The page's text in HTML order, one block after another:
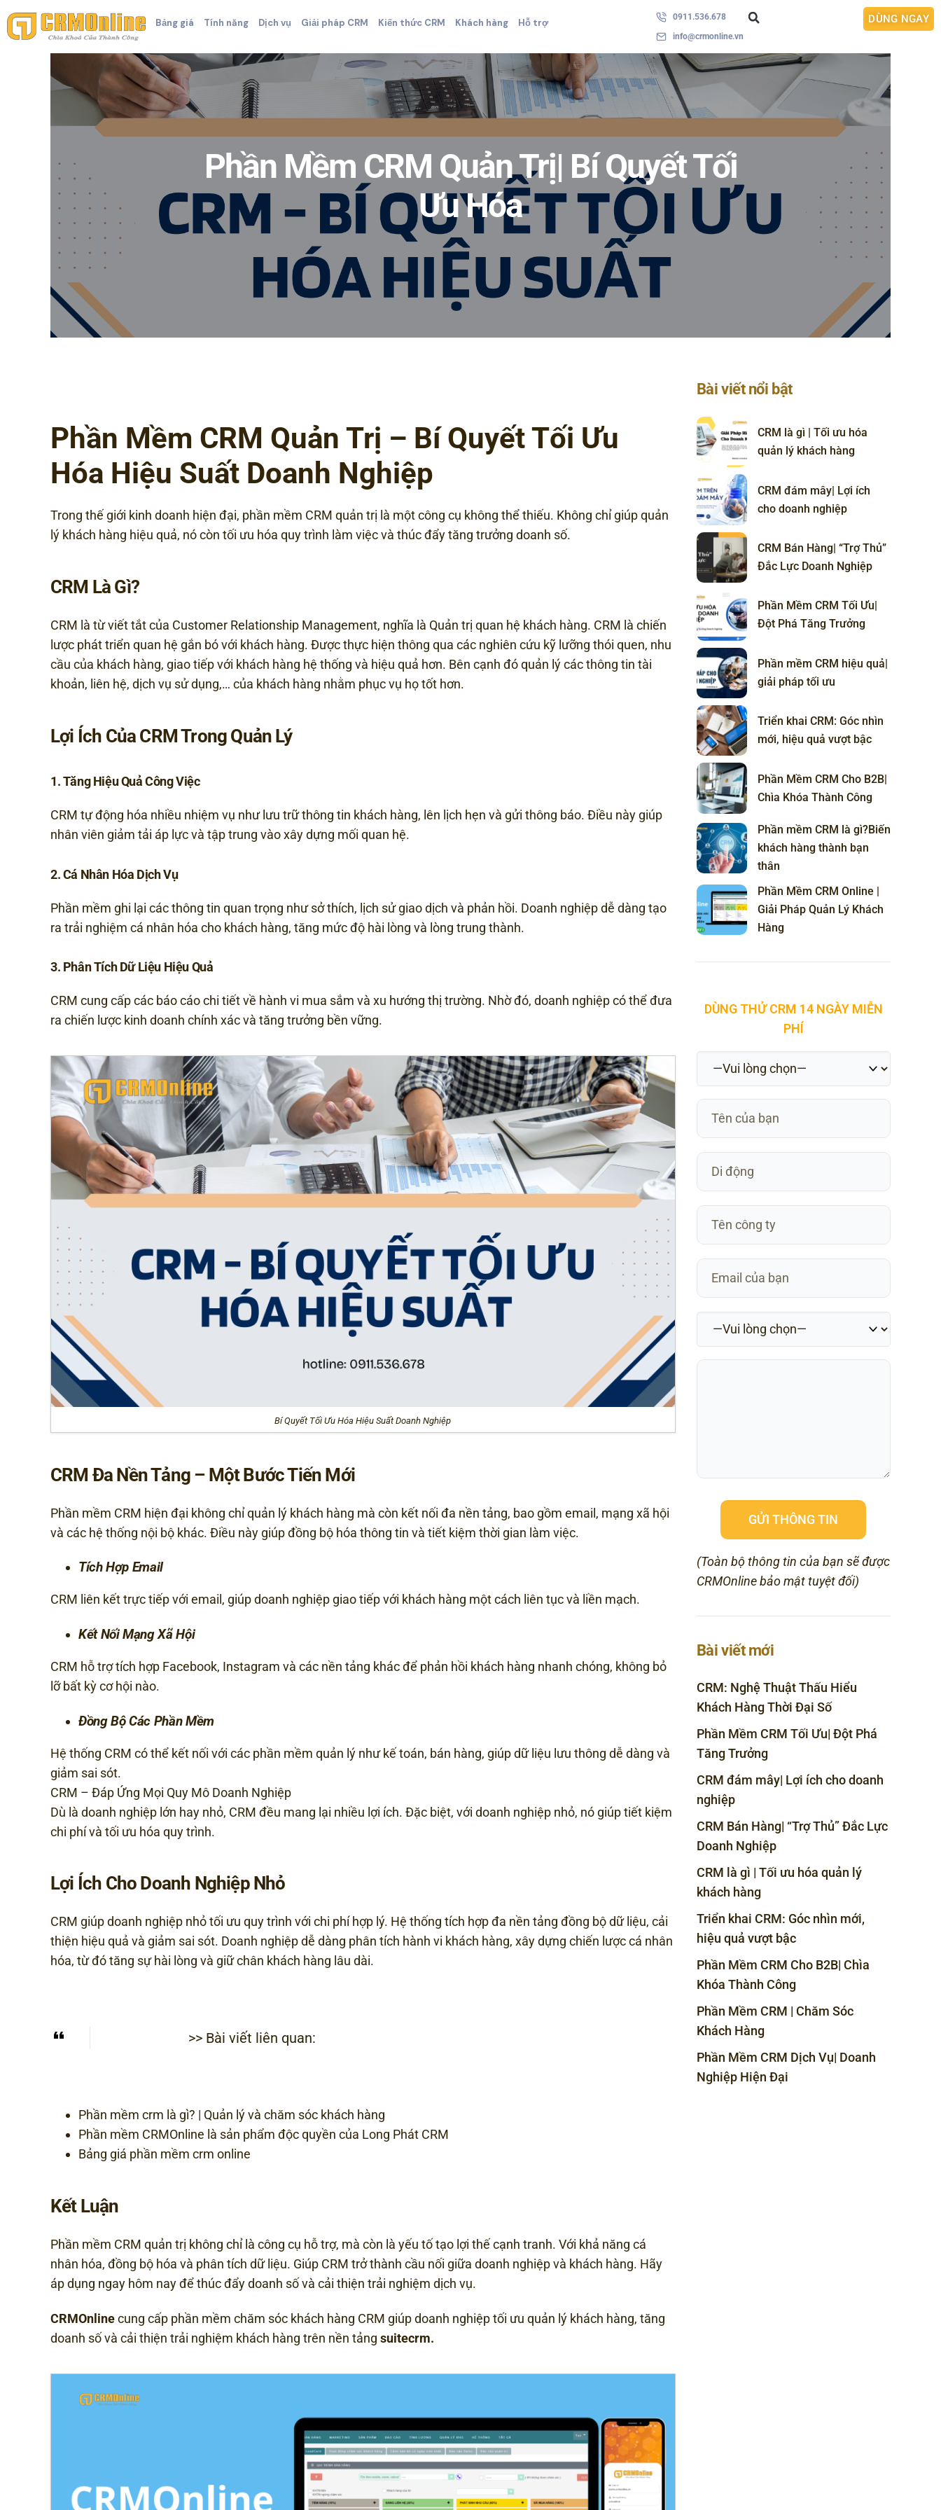
Bảng giá Tính năng Dịch vụ Giải pháp CRM Kiến thức CRM Khách hàng Hỗ trợ
0911.536.678
info@crmonline.vn
DÙNG NGAY
Phần Mềm CRM Quản Trị| Bí Quyết Tối
Ưu Hóa
Phần Mềm CRM Quản Trị – Bí Quyết Tối Ưu
Hóa Hiệu Suất Doanh Nghiệp
Trong thế giới kinh doanh hiện đại, phần mềm CRM quản trị là một công cụ không thể thiếu. Không chỉ giúp quản
lý khách hàng hiệu quả, nó còn tối ưu hóa quy trình làm việc và thúc đẩy tăng trưởng doanh số.
CRM Là Gì?
CRM là từ viết tắt của Customer Relationship Management, nghĩa là Quản trị quan hệ khách hàng. CRM là chiến
lược phát triển quan hệ gắn bó với khách hàng. Được thực hiện thông qua các nghiên cứu kỹ lưỡng thói quen, nhu
cầu của khách hàng, giao tiếp với khách hàng hệ thống và hiệu quả hơn. Bên cạnh đó quản lý các thông tin tài
khoản, liên hệ, dịch vụ sử dụng,… của khách hàng nhằm phục vụ họ tốt hơn.
Lợi Ích Của CRM Trong Quản Lý
1. Tăng Hiệu Quả Công Việc
CRM tự động hóa nhiều nhiệm vụ như lưu trữ thông tin khách hàng, lên lịch hẹn và gửi thông báo. Điều này giúp
nhân viên giảm tải áp lực và tập trung vào xây dựng mối quan hệ.
2. Cá Nhân Hóa Dịch Vụ
Phần mềm ghi lại các thông tin quan trọng như sở thích, lịch sử giao dịch và phản hồi. Doanh nghiệp dễ dàng tạo
ra trải nghiệm cá nhân hóa cho khách hàng, tăng mức độ hài lòng và lòng trung thành.
3. Phân Tích Dữ Liệu Hiệu Quả
CRM cung cấp các báo cáo chi tiết về hành vi mua sắm và xu hướng thị trường. Nhờ đó, doanh nghiệp có thể đưa
ra chiến lược kinh doanh chính xác và tăng trưởng bền vững.
Bí Quyết Tối Ưu Hóa Hiệu Suất Doanh Nghiệp
CRM Đa Nền Tảng – Một Bước Tiến Mới
Phần mềm CRM hiện đại không chỉ quản lý khách hàng mà còn kết nối đa nền tảng, bao gồm email, mạng xã hội
và các hệ thống nội bộ khác. Điều này giúp đồng bộ hóa thông tin và tiết kiệm thời gian làm việc.
Tích Hợp Email
CRM liên kết trực tiếp với email, giúp doanh nghiệp giao tiếp với khách hàng một cách liên tục và liền mạch.
Kết Nối Mạng Xã Hội
CRM hỗ trợ tích hợp Facebook, Instagram và các nền tảng khác để phản hồi khách hàng nhanh chóng, không bỏ
lỡ bất kỳ cơ hội nào.
Đồng Bộ Các Phần Mềm
Hệ thống CRM có thể kết nối với các phần mềm quản lý như kế toán, bán hàng, giúp dữ liệu lưu thông dễ dàng và
giảm sai sót.
CRM – Đáp Ứng Mọi Quy Mô Doanh Nghiệp
Dù là doanh nghiệp lớn hay nhỏ, CRM đều mang lại nhiều lợi ích. Đặc biệt, với doanh nghiệp nhỏ, nó giúp tiết kiệm
chi phí và tối ưu hóa quy trình.
Lợi Ích Cho Doanh Nghiệp Nhỏ
CRM giúp doanh nghiệp nhỏ tối ưu quy trình với chi phí hợp lý. Hệ thống tích hợp đa nền tảng đồng bộ dữ liệu, cải
thiện hiệu quả và giảm sai sót. Doanh nghiệp dễ dàng phân tích hành vi khách hàng, xây dựng chiến lược cá nhân
hóa, từ đó tăng sự hài lòng và giữ chân khách hàng lâu dài.
>> Bài viết liên quan:
Phần mềm crm là gì? | Quản lý và chăm sóc khách hàng
Phần mềm CRMOnline là sản phẩm độc quyền của Long Phát CRM
Bảng giá phần mềm crm online
Kết Luận
Phần mềm CRM quản trị không chỉ là công cụ hỗ trợ, mà còn là yếu tố tạo lợi thế cạnh tranh. Với khả năng cá
nhân hóa, đồng bộ hóa và phân tích dữ liệu. Giúp CRM trở thành cầu nối giữa doanh nghiệp và khách hàng. Hãy
áp dụng ngay hôm nay để thúc đẩy doanh số và cải thiện trải nghiệm dịch vụ.
CRMOnlinecung cấp phần mềm chăm sóc khách hàng CRM giúp doanh nghiệp tối ưu quản lý khách hàng, tăng
doanh số và cải thiện trải nghiệm khách hàng trên nền tảng suitecrm.
Bài viết nổi bật
CRM là gì | Tối ưu hóa
quản lý khách hàng
CRM đám mây| Lợi ích
cho doanh nghiệp
CRM Bán Hàng| “Trợ Thủ”
Đắc Lực Doanh Nghiệp
Phần Mềm CRM Tối Ưu|
Đột Phá Tăng Trưởng
Phần mềm CRM hiệu quả|
giải pháp tối ưu
Triển khai CRM: Góc nhìn
mới, hiệu quả vượt bậc
Phần Mềm CRM Cho B2B|
Chìa Khóa Thành Công
Phần mềm CRM là gì?Biến
khách hàng thành bạn
thân
Phần Mềm CRM Online |
Giải Pháp Quản Lý Khách
Hàng
DÙNG THỬ CRM 14 NGÀY MIỄN
PHÍ
(Toàn bộ thông tin của bạn sẽ được
CRMOnline bảo mật tuyệt đối)
Bài viết mới
CRM: Nghệ Thuật Thấu Hiểu
Khách Hàng Thời Đại Số
Phần Mềm CRM Tối Ưu| Đột Phá
Tăng Trưởng
CRM đám mây| Lợi ích cho doanh
nghiệp
CRM Bán Hàng| “Trợ Thủ” Đắc Lực
Doanh Nghiệp
CRM là gì | Tối ưu hóa quản lý
khách hàng
Triển khai CRM: Góc nhìn mới,
hiệu quả vượt bậc
Phần Mềm CRM Cho B2B| Chìa
Khóa Thành Công
Phần Mềm CRM | Chăm Sóc
Khách Hàng
Phần Mềm CRM Dịch Vụ| Doanh
Nghiệp Hiện Đại